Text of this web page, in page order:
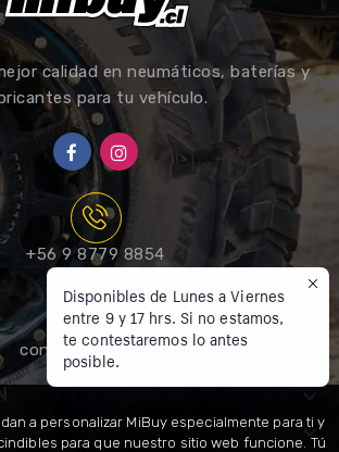
calidad en neumáticos, baterías y
para tu vehículo.
+56 9 8779 8854
contacto@mibuy.cl

a personalizar MiBuy especialmente para ti y
para que nuestro sitio web funcione. Tú
Disponibles de Lunes a Viernes
entre 9 y 17 hrs. Si no estamos,
te contestaremos lo antes
posible.